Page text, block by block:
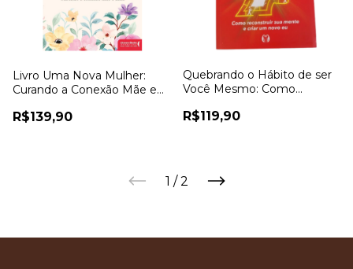
Livro Uma Nova Mulher:
Curando a Conexão Mãe e
R$139,90
Quebrando o Hábito de ser
Você Mesmo: Como
Criar um Novo eu - Joe
R$119,90
1 / 2